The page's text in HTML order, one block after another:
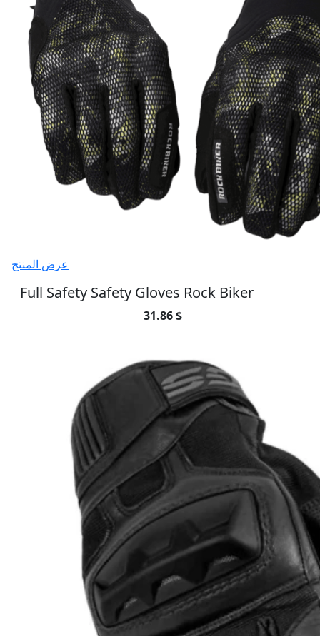
عرض المنتج
Full Safety Safety Gloves Rock Biker
31.86 $